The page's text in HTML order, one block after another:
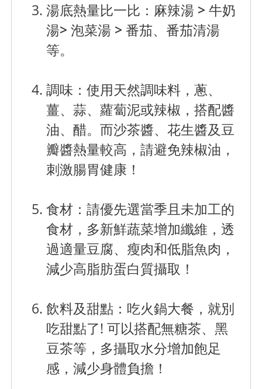
湯底熱量比一比：麻辣湯 > 牛奶
湯> 泡菜湯 > 番茄、番茄清湯
等。
調味 ：使用天然調味料，蔥、
薑、蒜、蘿蔔泥或辣椒，搭配醬
油、醋。而沙茶醬、花生醬及豆
瓣醬熱量較高，請避免辣椒油，
刺激腸胃健康！
食材 ：請優先選當季且未加工的
食材，多新鮮蔬菜增加纖維，透
過適量豆腐、瘦肉和低脂魚肉，
減少高脂肪蛋白質攝取！
飲料及甜點： 吃火鍋大餐，就別
吃甜點了! 可以搭配無糖茶、黑
豆茶等，多攝取水分增加飽足
感，減少身體負擔！